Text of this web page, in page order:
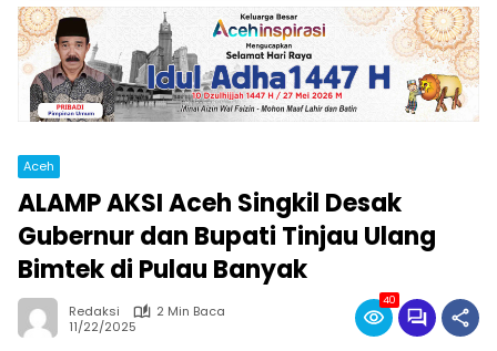
Aceh
ALAMP AKSI Aceh Singkil Desak
Gubernur dan Bupati Tinjau Ulang
Bimtek di Pulau Banyak
Redaksi
2 Min Baca
11/22/2025
40